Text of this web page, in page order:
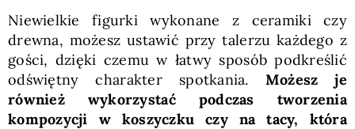
Niewielkie figurki wykonane z ceramiki czy
drewna, możesz ustawić przy talerzu każdego z
gości, dzięki czemu w łatwy sposób podkreślić
odświętny charakter spotkania. Możesz je
również wykorzystać podczas tworzenia
kompozycji w koszyczku czy na tacy, która